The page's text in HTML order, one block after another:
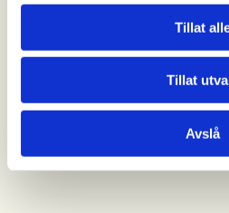
Tillat
Tillat
Avslå
Mer informasjon
Oppmøtested